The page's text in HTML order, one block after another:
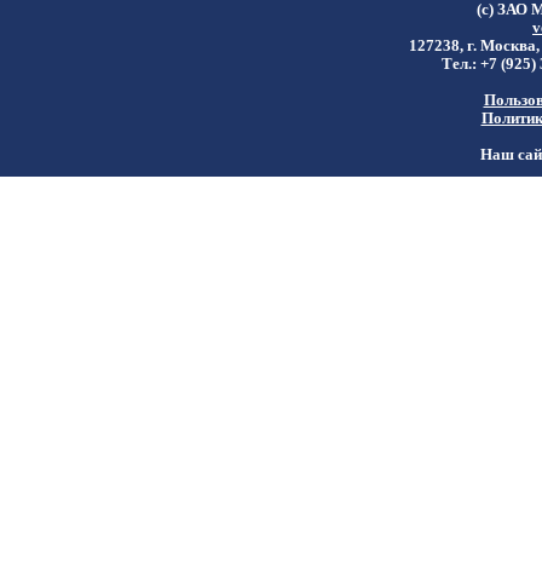
(c) ЗАО
127238, г.
Тел.: +7 (925)
Наш